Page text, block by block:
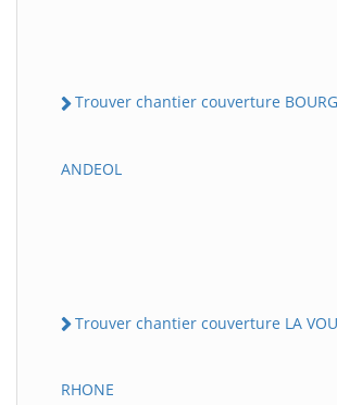
Trouver chantier couverture
ANDEOL
Trouver chantier couverture LA
RHONE